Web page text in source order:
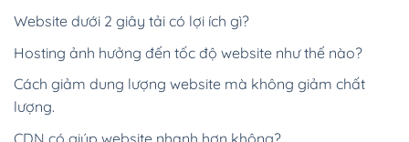
Website dưới 2 giây tải có lợi ích gì?
Hosting ảnh hưởng đến tốc độ website như thế nào?
Cách giảm dung lượng website mà không giảm chất
lượng.
CDN có giúp website nhanh hơn không?